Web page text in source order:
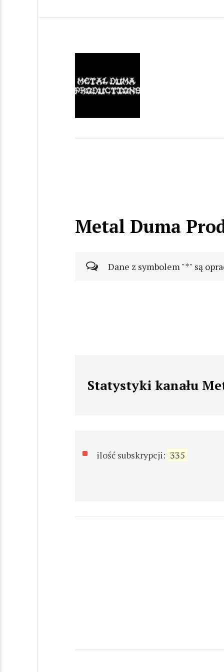
Metal Duma
Dane z symbolem "*" są
Statystyki kanału
ilość subskrypcji: 335